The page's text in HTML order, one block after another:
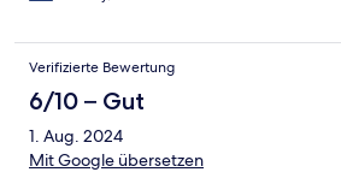
Verifizierte Bewertung
6/10 – Gut
1. Aug. 2024
Mit Google übersetzen